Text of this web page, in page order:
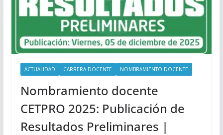
ACTUALIDAD CARRERA DOCENTE NOMBRAMIENTO DOCENTE
Nombramiento docente
CETPRO 2025: Publicación de
Resultados Preliminares |